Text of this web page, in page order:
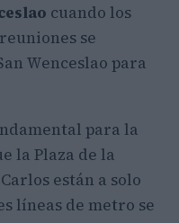
cuando los
se
Wenceslao para
para la
la Plaza de la
están a solo
líneas de metro se